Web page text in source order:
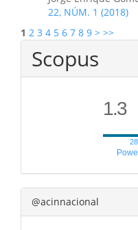
22, NÚM. 1 (2018)
1 2 3 4 5 6 7 8 9 > >>
Scopus
1.3
@acinnacional